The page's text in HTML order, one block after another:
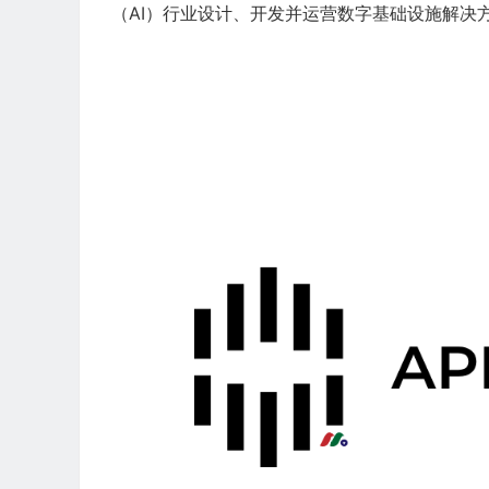
（AI）行业设计、开发并运营数字基础设施解决